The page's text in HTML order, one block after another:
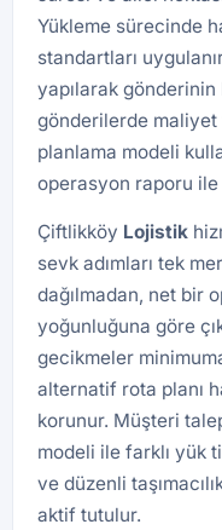
Yükleme sürecinde
standartları
yapılarak
gönderilerde
planlama modeli
operasyon raporu
Çiftlikköy Lojistik
sevk adımları tek
dağılmadan, net bir
yoğunluğuna göre
gecikmeler
alternatif rota planı
korunur. Müşteri
modeli ile farklı yük
ve düzenli
aktif tutulur.